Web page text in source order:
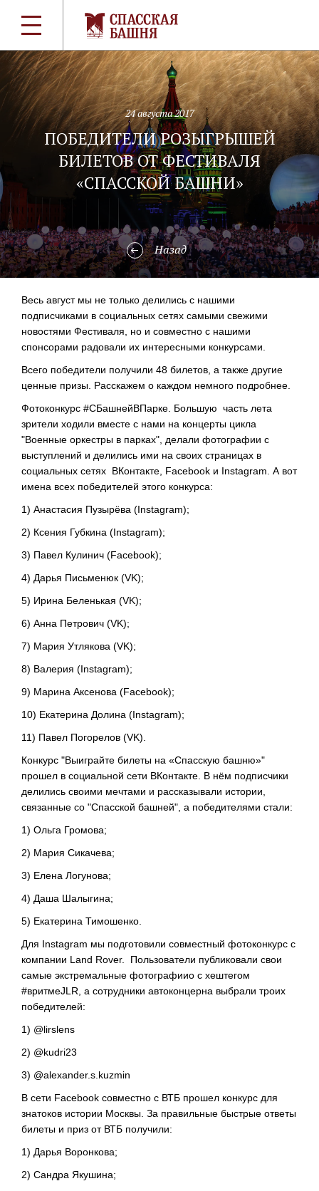
24 августа 2017
ПОБЕДИТЕЛИ РОЗЫГРЫШЕЙ
БИЛЕТОВ ОТ ФЕСТИВАЛЯ
«СПАССКОЙ БАШНИ»
Назад
Весь август мы не только делились с нашими
подписчиками в социальных сетях самыми свежими
новостями Фестиваля, но и совместно с нашими
спонсорами радовали их интересными конкурсами.
Всего победители получили 48 билетов, а также другие
ценные призы. Расскажем о каждом немного подробнее.
Фотоконкурс #СБашнейВПарке. Большую часть лета
зрители ходили вместе с нами на концерты цикла
"Военные оркестры в парках", делали фотографии с
выступлений и делились ими на своих страницах в
социальных сетях ВКонтакте, Facebook и Instagram. А вот
имена всех победителей этого конкурса:
1) Анастасия Пузырёва (Instagram);
2) Ксения Губкина (Instagram);
3) Павел Кулинич (Facebook);
4) Дарья Письменюк (VK);
5) Ирина Беленькая (VK);
6) Анна Петрович (VK);
7) Мария Утлякова (VK);
8) Валерия (Instagram);
9) Марина Аксенова (Facebook);
10) Екатерина Долина (Instagram);
11) Павел Погорелов (VK).
Конкурс "Выиграйте билеты на «Спасскую башню»"
прошел в социальной сети ВКонтакте. В нём подписчики
делились своими мечтами и рассказывали истории,
связанные со "Спасской башней", а победителями стали:
1) Ольга Громова;
2) Мария Сикачева;
3) Елена Логунова;
4) Даша Шалыгина;
5) Екатерина Тимошенко.
Для Instagram мы подготовили совместный фотоконкурс с
компании Land Rover. Пользователи публиковали свои
самые экстремальные фотографиио с хештегом
#вритмеJLR, а сотрудники автоконцерна выбрали троих
победителей:
1) @lirslens
2) @kudri23
3) @alexander.s.kuzmin
В сети Facebook совместно с ВТБ прошел конкурс для
знатоков истории Москвы. За правильные быстрые ответы
билеты и приз от ВТБ получили:
1) Дарья Воронкова;
2) Сандра Якушина;